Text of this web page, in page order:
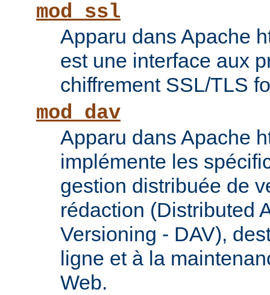
mod_ssl
Apparu dans Apache
est une interface aux
chiffrement SSL/TLS
mod_dav
Apparu dans Apache
implémente les
gestion distribuée de
rédaction (Distributed
Versioning - DAV),
ligne et à la
Web.